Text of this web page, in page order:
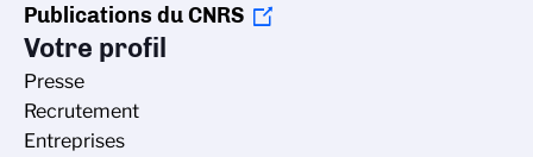
Publications du CNRS
Votre profil
Presse
Recrutement
Entreprises